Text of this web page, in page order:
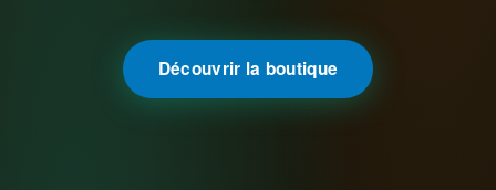
Découvrir la boutique